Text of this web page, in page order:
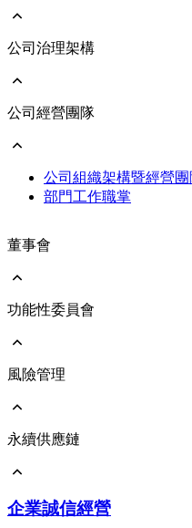
部門工作職掌
公司治理架構
公司治理架構
公司經營團隊
公司組織架構暨經營團
部門工作職掌
董事會
董事會組織
董事多元化介紹
董事（含獨立董事）選
董事成員遴選及重要管
功能性委員會
審計委員會運作
風險管理
企業風險管理
永續供應鏈
供應商管理
企業誠信經營